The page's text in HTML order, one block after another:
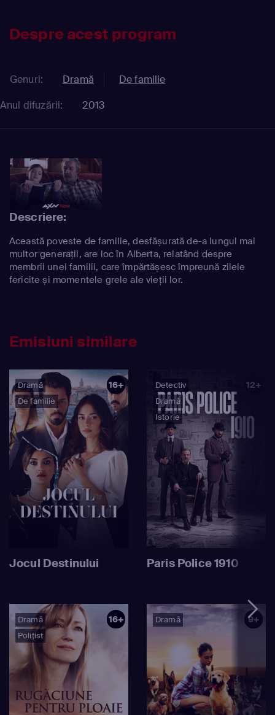
Despre acest program
Genuri: Dramă
De familie
Anul difuzării:
2013
Descriere:
Această poveste de familie, desfășurată de-a lungul mai
multor generații, are loc în Alberta, relatând despre
membrii unei familii, care împărtășesc împreună zilele
fericite și momentele grele ale vieții lor.
Emisiuni similare
Dramă
De familie
16+
Jocul Destinului
Detectiv
Dramă
Istorie
12+
Paris Police 1910
Dramă
Polițist
16+ Dramă 9+